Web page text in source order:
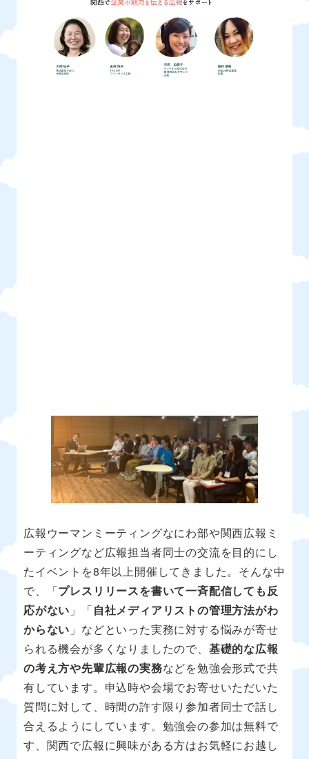
広報ウーマンミーティングなにわ部や関西広報ミ
ーティングなど広報担当者同士の交流を目的にし
たイベントを8年以上開催してきました。そんな中
で、「プレスリリースを書いて一斉配信しても反
応がない 」「自社メディアリストの管理方法がわ
からない 」などといった実務に対する悩みが寄せ
られる機会が多くなりましたので、 基礎的な広報
の考え方や先輩広報の実務などを勉強会形式で共
有しています。申込時や会場でお寄せいただいた
質問に対して、時間の許す限り参加者同士で話し
合えるようにしています。勉強会の参加は無料で
す、関西で広報に興味がある方はお気軽にお越し